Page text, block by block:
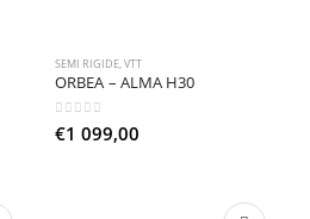
SEMI RIGIDE,VTT
ORBEA – ALMA H30
0sur 5
€1 099,00